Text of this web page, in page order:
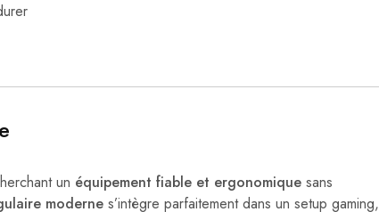
un équipement fiable et ergonomique sans
moderne s’intègre parfaitement dans un setup gaming,